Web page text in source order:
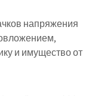
напряжения
и имущество от